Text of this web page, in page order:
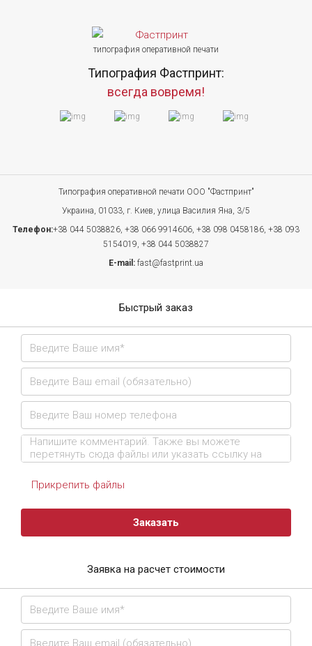
типография оперативной печати
Типография Фастпринт:
всегда вовремя!
Типография оперативной печати ООО "Фастпринт"
Украина, 01033, г. Киев, улица Василия Яна, 3/5
Телефон:+38 044 5038826, +38 066 9914606, +38 098 0458186, +38 093
5154019, +38 044 5038827
E-mail: fast@fastprint.ua
Быстрый заказ
Прикрепить файлы
Заказать
Заявка на расчет стоимости